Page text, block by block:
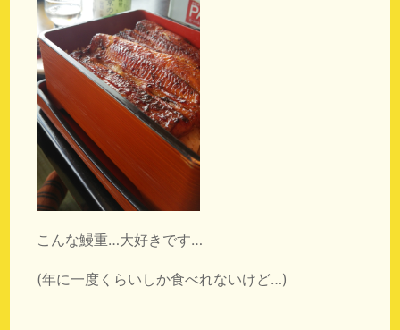
こんな鰻重…大好きです…
(年に一度くらいしか食べれないけど…)